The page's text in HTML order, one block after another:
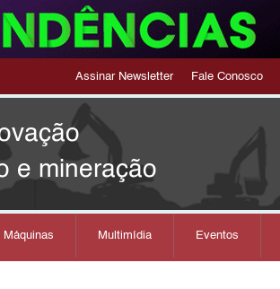
Assinar Newsletter Fale Conosco
e mineração
Máquinas Multimídia Eventos